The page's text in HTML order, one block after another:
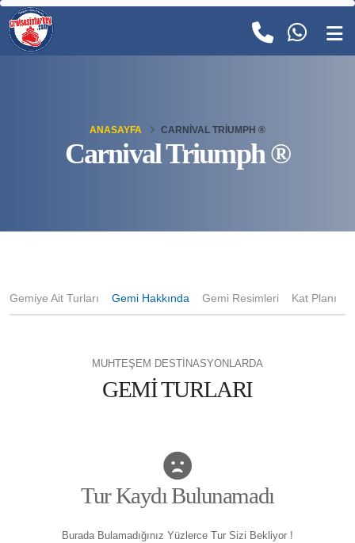
Carnival Triumph ®
ANASAYFA CARNIVAL TRIUMPH ®
Gemiye Ait Turları Gemi Hakkında Gemi Resimleri Kat Planı
MUHTEŞEM DESTİNASYONLARDA
GEMİ TURLARI
Tur Kaydı Bulunamadı
Burada Bulamadığınız Yüzlerce Tur Sizi Bekliyor !